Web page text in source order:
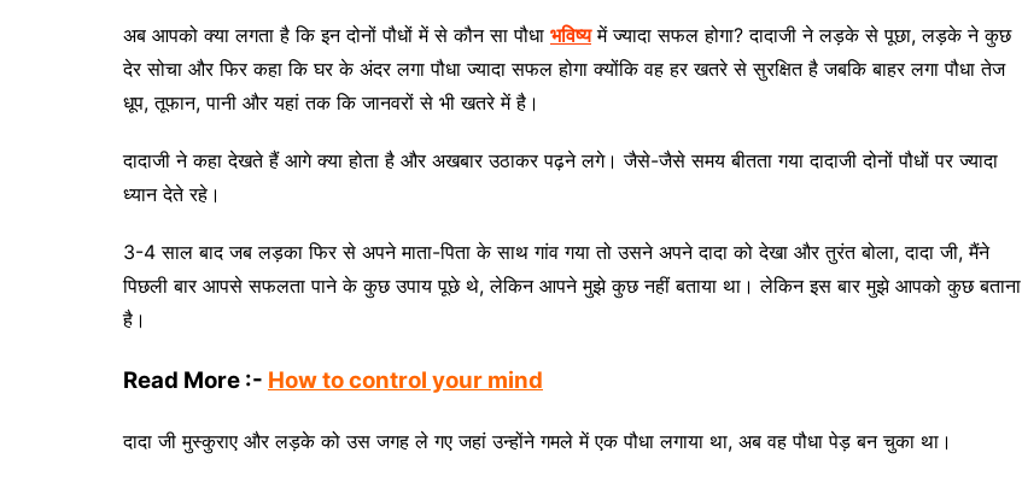
अब आपको क्या लगता है कि इन दोनों पौधों में से कौन सा पौधा भविष्यमें ज्यादा सफल होगा? दादाजी ने लड़के से पूछा, लड़के ने कुछ
देर सोचा और फिर कहा कि घर के अंदर लगा पौधा ज्यादा सफल होगा क्योंकि वह हर खतरे से सुरक्षित है जबकि बाहर लगा पौधा तेज
धूप, तूफान, पानी और यहां तक ​​कि जानवरों से भी खतरे में है।
दादाजी ने कहा देखते हैं आगे क्या होता है और अखबार उठाकर पढ़ने लगे। जैसे-जैसे समय बीतता गया दादाजी दोनों पौधों पर ज्यादा
ध्यान देते रहे।
3-4 साल बाद जब लड़का फिर से अपने माता-पिता के साथ गांव गया तो उसने अपने दादा को देखा और तुरंत बोला, दादा जी, मैंने
पिछली बार आपसे सफलता पाने के कुछ उपाय पूछे थे, लेकिन आपने मुझे कुछ नहीं बताया था। लेकिन इस बार मुझे आपको कुछ बताना
है।
Read More :- How to control your mind
दादा जी मुस्कुराए और लड़के को उस जगह ले गए जहां उन्होंने गमले में एक पौधा लगाया था, अब वह पौधा पेड़ बन चुका था।